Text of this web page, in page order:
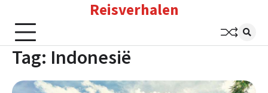
content
Reisverhalen
Tag: Indonesië